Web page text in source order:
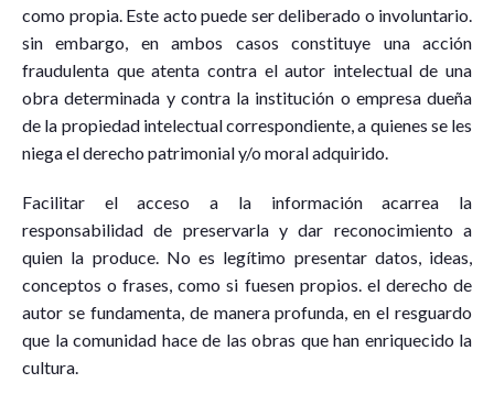
como propia. Este acto puede ser deliberado o involuntario.
sin embargo, en ambos casos constituye una acción
fraudulenta que atenta contra el autor intelectual de una
obra determinada y contra la institución o empresa dueña
de la propiedad intelectual correspondiente, a quienes se les
niega el derecho patrimonial y/o moral adquirido.
Facilitar el acceso a la información acarrea la
responsabilidad de preservarla y dar reconocimiento a
quien la produce. No es legítimo presentar datos, ideas,
conceptos o frases, como si fuesen propios. el derecho de
autor se fundamenta, de manera profunda, en el resguardo
que la comunidad hace de las obras que han enriquecido la
cultura.